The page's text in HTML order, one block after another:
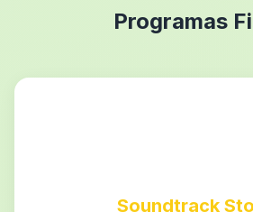
Programas
Soundtrack